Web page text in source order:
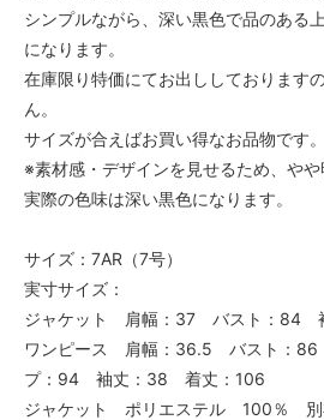
シンプルながら、深い黒色で品のある
になります。
在庫限り特価にてお出ししております
ん。
サイズが合えばお買い得なお品物です。
※素材感・デザインを見せるため、やや
実際の色味は深い黒色になります。
サイズ：7AR（7号）
実寸サイズ：
ジャケット 肩幅：37 バスト：84
ワンピース 肩幅：36.5 バスト：
プ：94 袖丈：38 着丈：106
ジャケット ポリエステル 100％